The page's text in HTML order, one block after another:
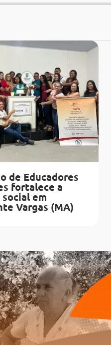
de Educadores
fortalece a
em
Vargas (MA)